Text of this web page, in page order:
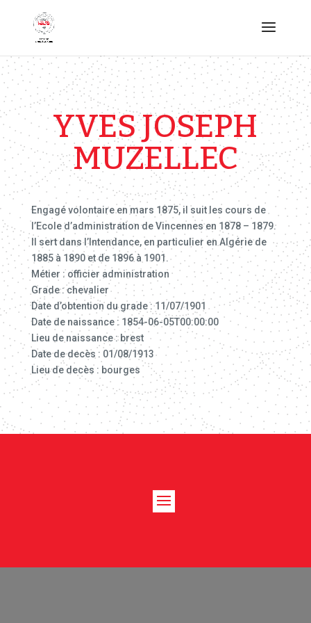
YVES JOSEPH
MUZELLEC
Engagé volontaire en mars 1875, il suit les cours de
l’Ecole d’administration de Vincennes en 1878 – 1879.
Il sert dans l’Intendance, en particulier en Algérie de
1885 à 1890 et de 1896 à 1901.
Métier : officier administration
Grade : chevalier
Date d’obtention du grade : 11/07/1901
Date de naissance : 1854-06-05T00:00:00
Lieu de naissance : brest
Date de decès : 01/08/1913
Lieu de decès : bourges